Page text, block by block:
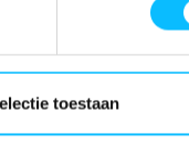
toestaan
Mascot